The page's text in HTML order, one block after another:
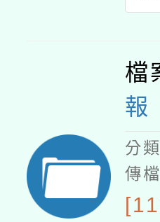
檔
報
分類
傳